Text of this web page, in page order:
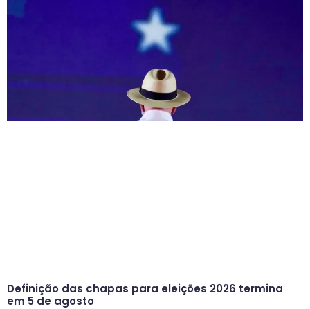
Definição das chapas para eleições 2026 termina
em 5 de agosto